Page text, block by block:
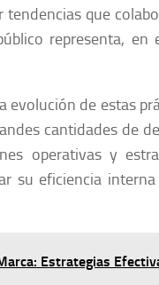
que
representa, en
de estas
cantidades de
operativas y
su eficiencia
Estrategias